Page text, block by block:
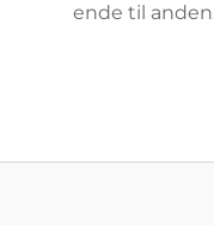
ende til